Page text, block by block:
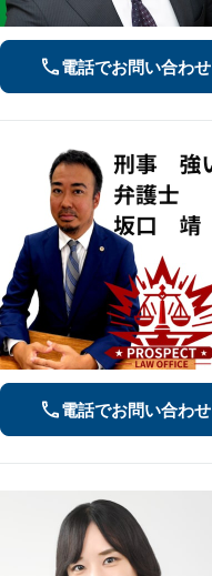
電話でお問い合わせ
電話でお問い合わせ